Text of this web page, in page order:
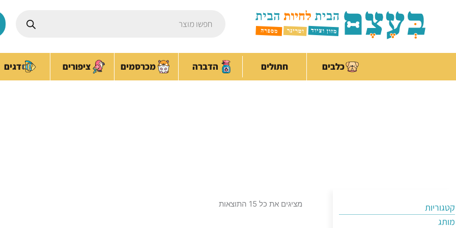
כלבים חתולים הדברה מכרסמים ציפורים דגים
קטגוריות
מותג
מציגים את כל ⁦15⁩ התוצאות